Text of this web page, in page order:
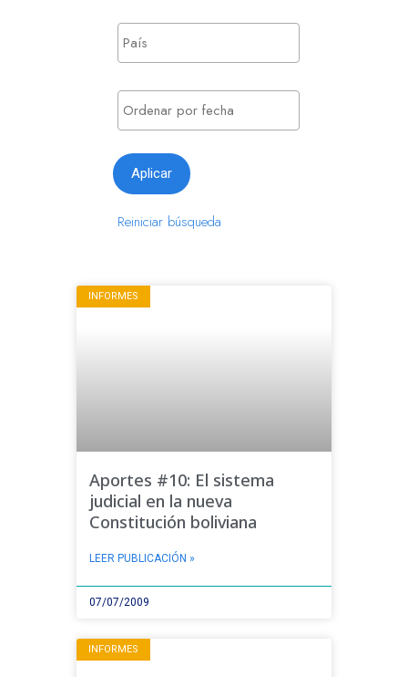
Reiniciar búsqueda
INFORMES
Aportes #10: El sistema
judicial en la nueva
Constitución boliviana
LEER PUBLICACIÓN »
07/07/2009
INFORMES